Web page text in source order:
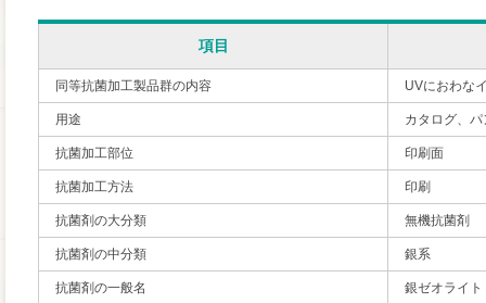
項目
同等抗菌加工製品群の内容 UVにおわな
用途 カタログ、
抗菌加工部位 印刷面
抗菌加工方法 印刷
抗菌剤の大分類 無機抗菌剤
抗菌剤の中分類 銀系
抗菌剤の一般名 銀ゼオライト